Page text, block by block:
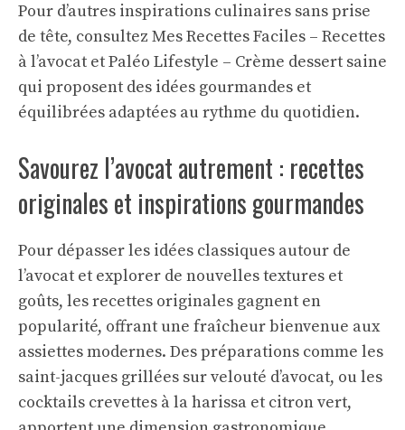
Pour d’autres inspirations culinaires sans prise
de tête, consultez Mes Recettes Faciles – Recettes
à l’avocat etPaléo Lifestyle – Crème dessert saine
qui proposent des idées gourmandes et
équilibrées adaptées au rythme du quotidien.
Savourez l’avocat autrement : recettes
originales et inspirations gourmandes
Pour dépasser les idées classiques autour de
l’avocat et explorer de nouvelles textures et
goûts, les recettes originales gagnent en
popularité, offrant une fraîcheur bienvenue aux
assiettes modernes. Des préparations comme les
saint-jacques grillées sur velouté d’avocat, ou les
cocktails crevettes à la harissa et citron vert,